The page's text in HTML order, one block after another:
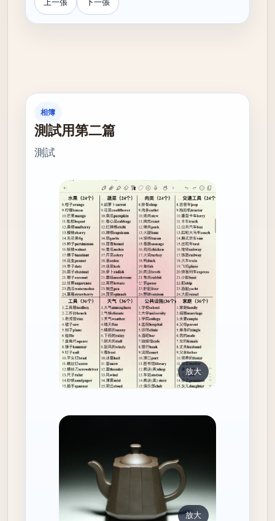
上一張 下一張
相簿
測試用第二篇
測試
放大
放大